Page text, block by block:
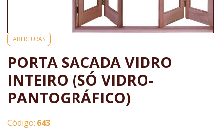
ABERTURAS
PORTA SACADA VIDRO
INTEIRO (SÓ VIDRO-
PANTOGRÁFICO)
Código: 643